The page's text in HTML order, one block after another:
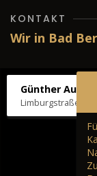
KONTAKT
Wir in Bad
Günther Autos
Limburgstraße 39,